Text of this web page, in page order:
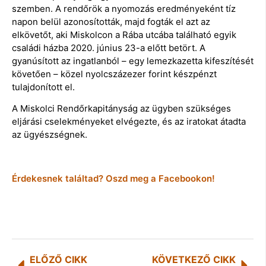
szemben. A rendőrök a nyomozás eredményeként tíz
napon belül azonosították, majd fogták el azt az
elkövetőt, aki Miskolcon a Rába utcába található egyik
családi házba 2020. június 23-a előtt betört. A
gyanúsított az ingatlanból – egy lemezkazetta kifeszítését
követően – közel nyolcszázezer forint készpénzt
tulajdonított el.
A Miskolci Rendőrkapitányság az ügyben szükséges
eljárási cselekményeket elvégezte, és az iratokat átadta
az ügyészségnek.
Érdekesnek találtad? Oszd meg a Facebookon!
ELŐZŐ CIKK KÖVETKEZŐ CIKK